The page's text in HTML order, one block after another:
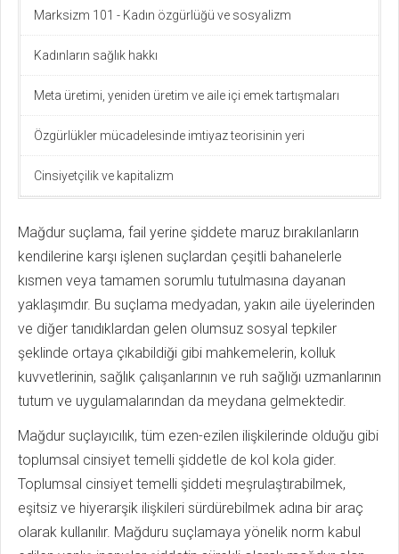
Marksizm 101 - Kadın özgürlüğü ve sosyalizm
Kadınların sağlık hakkı
Meta üretimi, yeniden üretim ve aile içi emek tartışmaları
Özgürlükler mücadelesinde imtiyaz teorisinin yeri
Cinsiyetçilik ve kapitalizm
Mağdur suçlama, fail yerine şiddete maruz bırakılanların
kendilerine karşı işlenen suçlardan çeşitli bahanelerle
kısmen veya tamamen sorumlu tutulmasına dayanan
yaklaşımdır. Bu suçlama medyadan, yakın aile üyelerinden
ve diğer tanıdıklardan gelen olumsuz sosyal tepkiler
şeklinde ortaya çıkabildiği gibi mahkemelerin, kolluk
kuvvetlerinin, sağlık çalışanlarının ve ruh sağlığı uzmanlarının
tutum ve uygulamalarından da meydana gelmektedir.
Mağdur suçlayıcılık, tüm ezen-ezilen ilişkilerinde olduğu gibi
toplumsal cinsiyet temelli şiddetle de kol kola gider.
Toplumsal cinsiyet temelli şiddeti meşrulaştırabilmek,
eşitsiz ve hiyerarşik ilişkileri sürdürebilmek adına bir araç
olarak kullanılır. Mağduru suçlamaya yönelik norm kabul